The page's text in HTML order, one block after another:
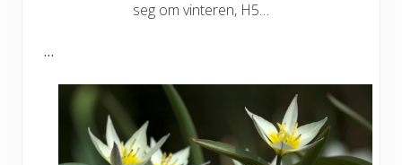
seg om vinteren, H5…
…